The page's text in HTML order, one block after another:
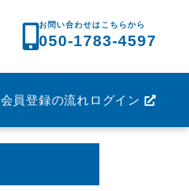
お問い合わせはこちらから
050-1783-4597
会員登録の流れログイン